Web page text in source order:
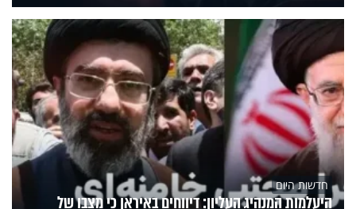
חדשות היום
היעלמות המנהיג העליון: דיווחים באיראן כי מצבו של